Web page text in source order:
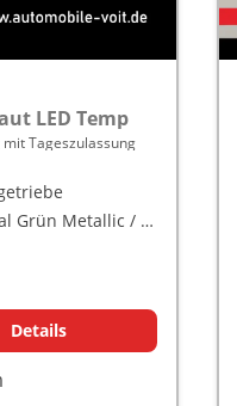
LED Temp
mit Tageszulassung
Tropikal Grün Metallic / Dachfar
Details